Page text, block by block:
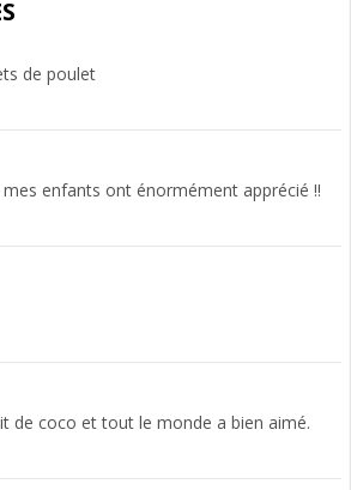
de poulet
enfants ont énormément apprécié !!
de coco et tout le monde a bien aimé.